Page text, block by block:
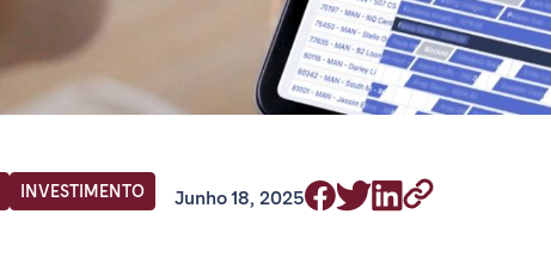
INVESTIMENTO Junho 18, 2025
Find your location.
FRANCE